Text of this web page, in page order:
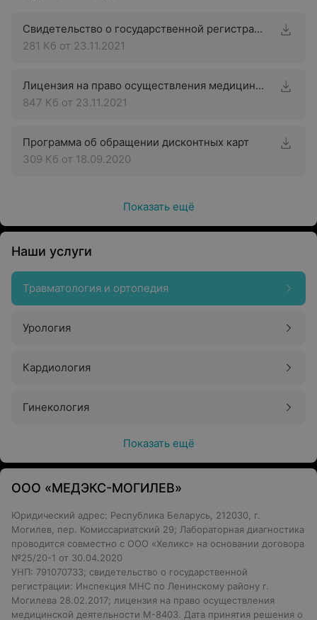
Свидетельство о государственной регистрации
281 Кб от 23.11.2021
Лицензия на право осуществления медицинской деятельности
847 Кб от 23.11.2021
Программа об обращении дисконтных карт
309 Кб от 18.09.2020
Показать ещё
Наши услуги
Травматология и ортопедия
Урология
Кардиология
Гинекология
Показать ещё
ООО «МЕДЭКС-МОГИЛЕВ»
Юридический адрес: Республика Беларусь, 212030, г.
Могилев, пер. Комиссариатский 29; Лабораторная диагностика
проводится совместно с ООО «Хеликс» на основании договора
№25/20-1 от 30.04.2020
УНП: 791070733; свидетельство о государственной
регистрации: Инспекция МНС по Ленинскому району г.
Могилева 28.02.2017; лицензия на право осуществления
медицинской деятельности М-8403. Дата принятия решения о